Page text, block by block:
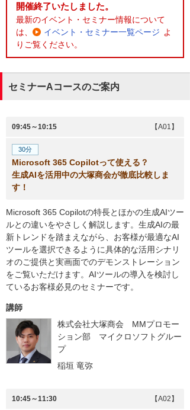
開催終了いたしました。
最新のイベント・セミナー情報について
は、
イベント・セミナー一覧ページ よ
りご覧ください。
セミナーAコースのご案内
09:45～10:15 【A01】
30分
Microsoft 365 Copilotって使える？
生成AIを活用中の大塚商会が徹底比較しま
す！
Microsoft 365 Copilotの特長とほかの生成AIツー
ルとの違いをやさしく解説します。生成AIの最
新トレンドを踏まえながら、お客様が最適なAI
ツールを選択できるように具体的な活用シナリ
オのご提供と実画面でのデモンストレーション
をご覧いただけます。AIツールの導入を検討し
ているお客様必見のセミナーです。
講師
株式会社大塚商会 MMプロモー
ション部 マイクロソフトグルー
プ
稲垣 竜弥
10:45～11:30 【A02】